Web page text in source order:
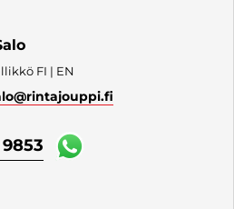
FI | EN
@rintajouppi.fi
9853